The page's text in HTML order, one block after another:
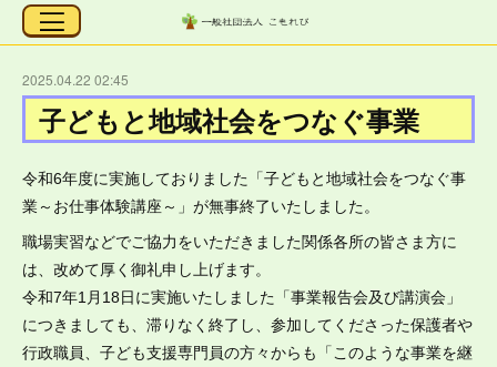
2025.04.22 02:45
子どもと地域社会をつなぐ事業
令和6年度に実施しておりました「子どもと地域社会をつなぐ事
業～お仕事体験講座～」が無事終了いたしました。
職場実習などでご協力をいただきました関係各所の皆さま方に
は、改めて厚く御礼申し上げます。
令和7年1月18日に実施いたしました「事業報告会及び講演会」
につきましても、滞りなく終了し、参加してくださった保護者や
行政職員、子ども支援専門員の方々からも「このような事業を継